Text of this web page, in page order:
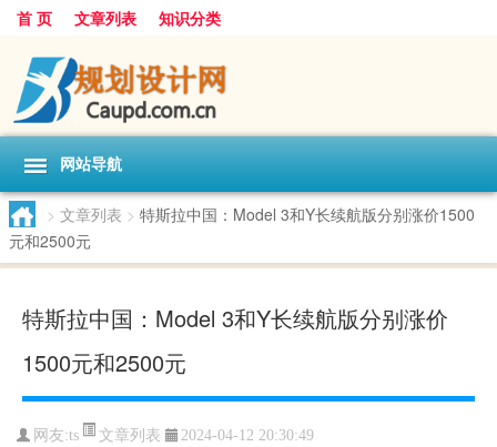
首 页 文章列表 知识分类
网站导航
> 文章列表 > 特斯拉中国：Model 3和Y长续航版分别涨价1500
元和2500元
特斯拉中国：Model 3和Y长续航版分别涨价
1500元和2500元
网友:ts 文章列表 2024-04-12 20:30:49